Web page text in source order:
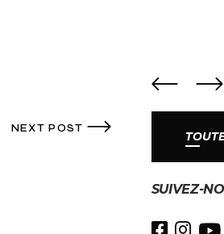
NEXT POST
SUIVEZ-